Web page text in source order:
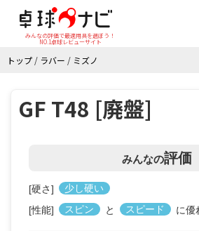
みんなの評価で最適用具を選ぼう！
NO.1卓球レビューサイト
トップ / ラバー / ミズノ
GF T48 [廃盤]
みんなの評価
[硬さ]
少し硬い
[性能]
スピン と スピード に優